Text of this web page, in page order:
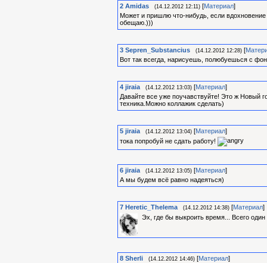
2 Amidas (14.12.2012 12:11) [Материал]
Может и пришлю что-нибудь, если
обещаю.)))
3 Sepren_Substancius (14.12.2012 12:28) [
Вот так всегда, нарисуешь, полюбуешься с
4 jiraia (14.12.2012 13:03) [Материал]
Давайте все уже поучавствуйте! Это ж Новый
техника.Можно коллажик сделать)
5 jiraia (14.12.2012 13:04) [Материал]
тока попробуй не сдать работу!
6 jiraia (14.12.2012 13:05) [Материал]
А мы будем всё равно надеяться)
7 Heretic_Thelema (14.12.2012 14:38) [Материал]
Эх, где бы выкроить время... Всего
8 Sherli (14.12.2012 14:46) [Материал]